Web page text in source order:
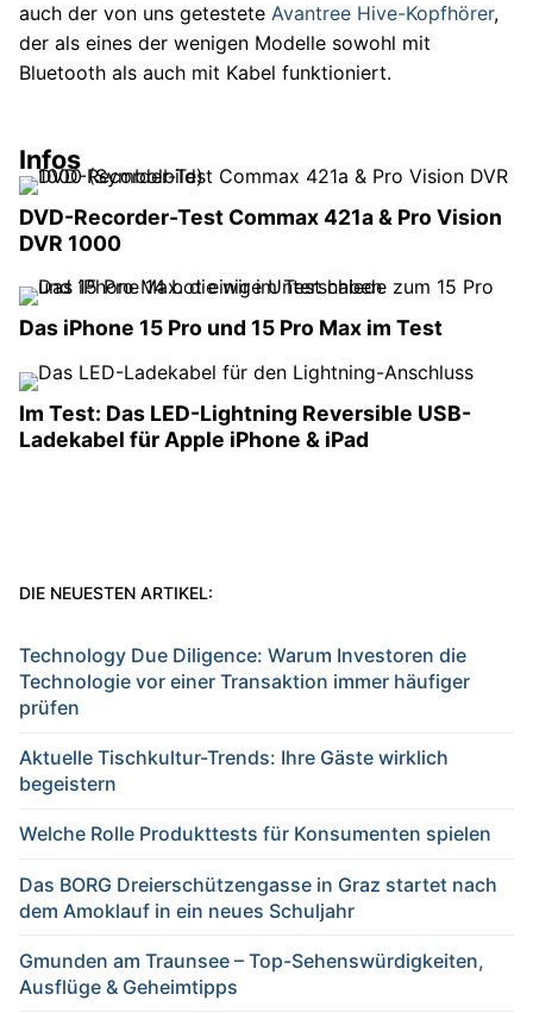
auch der von uns getestete Avantree Hive-Kopfhörer,
der als eines der wenigen Modelle sowohl mit
Bluetooth als auch mit Kabel funktioniert.
Infos
DVD-Recorder-Test Commax 421a & Pro Vision
DVR 1000
Das iPhone 15 Pro und 15 Pro Max im Test
Im Test: Das LED-Lightning Reversible USB-
Ladekabel für Apple iPhone & iPad
DIE NEUESTEN ARTIKEL:
Technology Due Diligence: Warum Investoren die
Technologie vor einer Transaktion immer häufiger
prüfen
Aktuelle Tischkultur-Trends: Ihre Gäste wirklich
begeistern
Welche Rolle Produkttests für Konsumenten spielen
Das BORG Dreierschützengasse in Graz startet nach
dem Amoklauf in ein neues Schuljahr
Gmunden am Traunsee – Top-Sehenswürdigkeiten,
Ausflüge & Geheimtipps